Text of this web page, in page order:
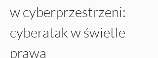
w cyberprzestrzeni:
cyberatak w świetle
prawa